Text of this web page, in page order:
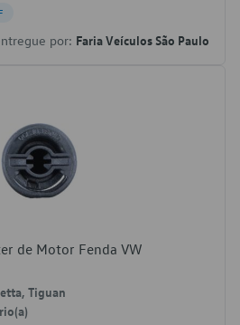
por: Faria Veículos São Paulo
de Motor Fenda VW
Tiguan